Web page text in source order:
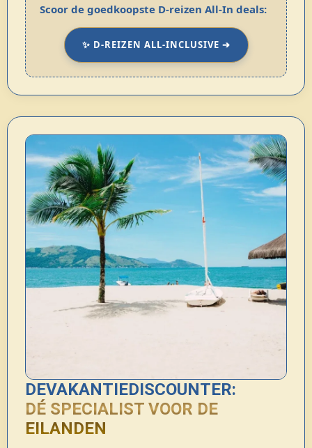
Scoor de goedkoopste D-reizen All-In deals:
✨ D-REIZEN ALL-INCLUSIVE ➔
DEVAKANTIEDISCOUNTER:
DÉ SPECIALIST VOOR DE
EILANDEN